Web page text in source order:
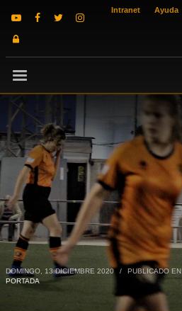
Intranet Ayuda
DOMINGO, 13 DICIEMBRE 2020 / PUBLICADO EN
PORTADA